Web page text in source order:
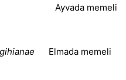
memeli
Elmada memeli